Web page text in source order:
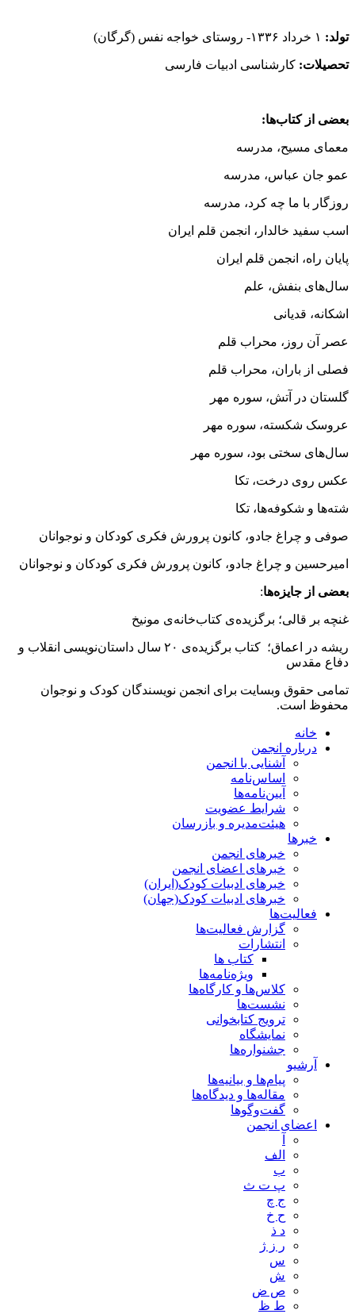
تولد:
تحصیلات: کارشناسى ادبیات فارسى
بعضى از کتاب‌ها:
معمای مسیح،‌ مدرسه
عمو جان عباس، مدرسه
روزگار با ما چه‌ کرد، مدرسه
اسب سفید خالدار، انجمن قلم ایران
پایان راه، انجمن قلم ایران
سال‌های بنفش، علم
اشکانه، قدیانى
عصر آن روز، محراب قلم
فصلى از باران، محراب قلم
گلستان در آتش، سوره‌‌ مهر
عروسک شکسته، سوره‌ مهر
سال‌های سختی بود، سوره‌ مهر
عکس روى درخت، تکا
شته‌ها و شکوفه‌ها، تکا
صوفى و چراغ جادو، کانون پرورش فکرى کودکان و نوجوانان
امیرحسین و چراغ جادو، کانون پرورش فکرى کودکان و نوجوانان
بعضى از جایزه‌ها:
غنچه بر قالى؛ برگزیده‌ى کتاب‌خانه‌ى‌ مونیخ
ریشه در اعماق؛ کتاب برگزیده‌ى ۲۰ سال داستان‌نویسى انقلاب و
دفاع مقدس
تمامی حقوق وبسایت برای انجمن نویسندگان کودک و نوجوان
محفوظ است.
خانه
درباره انجمن
آشنایی با انجمن
اساس‌نامه
آیین‌نامه‌ها
شرایط عضویت
هیئت‌مدیره و بازرسان
خبرها
خبرهای انجمن
خبرهای اعضای انجمن
خبرهای ادبیات کودک(ایران)
خبرهای ادبیات کودک(جهان)
فعالیت‌ها
گزارش فعالیت‌ها
انتشارات
کتاب ها
ویژه‌نامه‌ها
کلاس‌ها و کارگاه‌ها
نشست‌ها
ترویج کتابخوانی
نمایشگاه
جشنواره‌ها
آرشیو
پیام‌ها و بیانیه‌ها
مقاله‌ها و دیدگاه‌ها
گفت‌وگوها
اعضای انجمن
الف
ب
پ ت ث
ج چ
ح خ
د ذ
ر ز ژ
س
ش
ص ض
ط ظ